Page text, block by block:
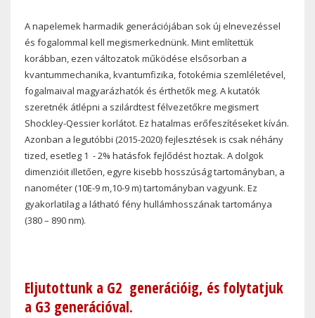
A napelemek harmadik generációjában sok új elnevezéssel
és fogalommal kell megismerkednünk. Mint említettük
korábban, ezen változatok működése elsősorban a
kvantummechanika, kvantumfizika, fotokémia szemléletével,
fogalmaival magyarázhatók és érthetők meg. A kutatók
szeretnék átlépni a szilárdtest félvezetőkre megismert
Shockley-Qessier korlátot. Ez hatalmas erőfeszítéseket kíván.
Azonban a legutóbbi (2015-2020) fejlesztések is csak néhány
tized, esetleg 1 - 2% hatásfok fejlődést hoztak. A dolgok
dimenzióit illetően, egyre kisebb hosszúság tartományban, a
nanométer (10E-9 m,10-9m) tartományban vagyunk. Ez
gyakorlatilag a látható fény hullámhosszának tartománya
(380 – 890 nm).
Eljutottunk a G2 generációig, és folytatjuk
a G3 generációval.